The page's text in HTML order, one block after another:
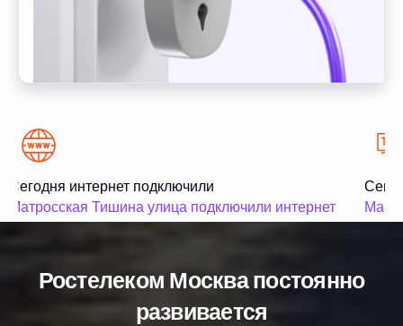
Сегодня интернет подключили
Матросская Тишина улица подключили интернет
Маши
Ростелеком Москва постоянно
развивается